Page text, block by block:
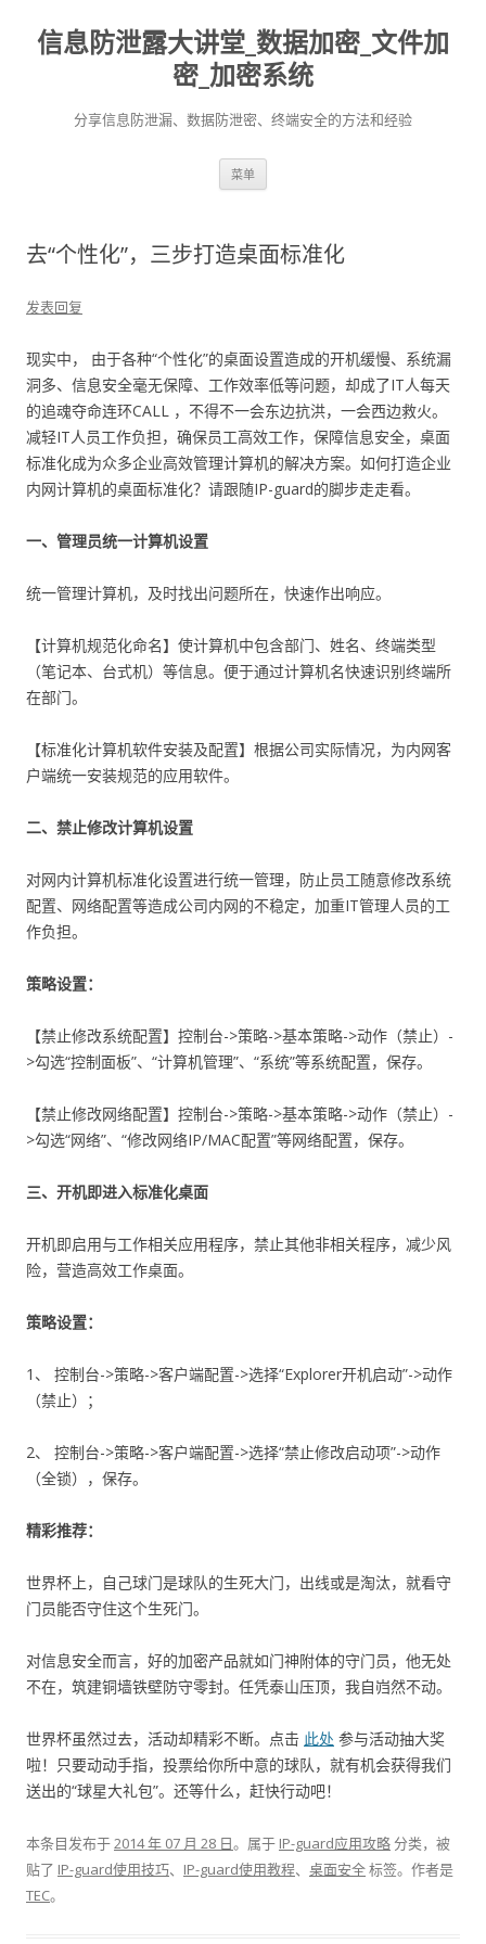
信息防泄露大讲堂_数据加密_文件加
密_加密系统
分享信息防泄漏、数据防泄密、终端安全的方法和经验
菜单
去“个性化”，三步打造桌面标准化
发表回复
现实中， 由于各种“个性化”的桌面设置造成的开机缓慢、系统漏
洞多、信息安全毫无保障、工作效率低等问题，却成了IT人每天
的追魂夺命连环CALL ，不得不一会东边抗洪，一会西边救火。
减轻IT人员工作负担，确保员工高效工作，保障信息安全，桌面
标准化成为众多企业高效管理计算机的解决方案。如何打造企业
内网计算机的桌面标准化？请跟随IP-guard的脚步走走看。
一、 管理员统一计算机设置
统一管理计算机，及时找出问题所在，快速作出响应。
【计算机规范化命名】使计算机中包含部门、姓名、终端类型
（笔记本、台式机）等信息。便于通过计算机名快速识别终端所
在部门。
【标准化计算机软件安装及配置】根据公司实际情况，为内网客
户端统一安装规范的应用软件。
二、 禁止修改计算机设置
对网内计算机标准化设置进行统一管理，防止员工随意修改系统
配置、网络配置等造成公司内网的不稳定，加重IT管理人员的工
作负担。
策略设置：
【禁止修改系统配置】控制台->策略->基本策略->动作（禁止）-
>勾选“控制面板”、“计算机管理”、“系统”等系统配置，保存。
【禁止修改网络配置】控制台->策略->基本策略->动作（禁止）-
>勾选“网络”、“修改网络IP/MAC配置”等网络配置，保存。
三、 开机即进入标准化桌面
开机即启用与工作相关应用程序，禁止其他非相关程序，减少风
险，营造高效工作桌面。
策略设置：
1、 控制台->策略->客户端配置->选择“Explorer开机启动”->动作
（禁止）；
2、 控制台->策略->客户端配置->选择“禁止修改启动项”->动作
（全锁），保存。
精彩推荐：
世界杯上，自己球门是球队的生死大门，出线或是淘汰，就看守
门员能否守住这个生死门。
对信息安全而言，好的加密产品就如门神附体的守门员，他无处
不在，筑建铜墙铁壁防守零封。任凭泰山压顶，我自岿然不动。
世界杯虽然过去，活动却精彩不断。点击 此处 参与活动抽大奖
啦！只要动动手指，投票给你所中意的球队，就有机会获得我们
送出的“球星大礼包”。还等什么，赶快行动吧！
本条目发布于2014 年 07 月 28 日。属于 IP-guard应用攻略分类，被
贴了 IP-guard使用技巧、 IP-guard使用教程、 桌面安全标签。 作者是
TEC。